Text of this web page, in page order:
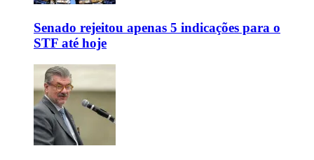
Senado rejeitou apenas 5 indicações para o
STF até hoje